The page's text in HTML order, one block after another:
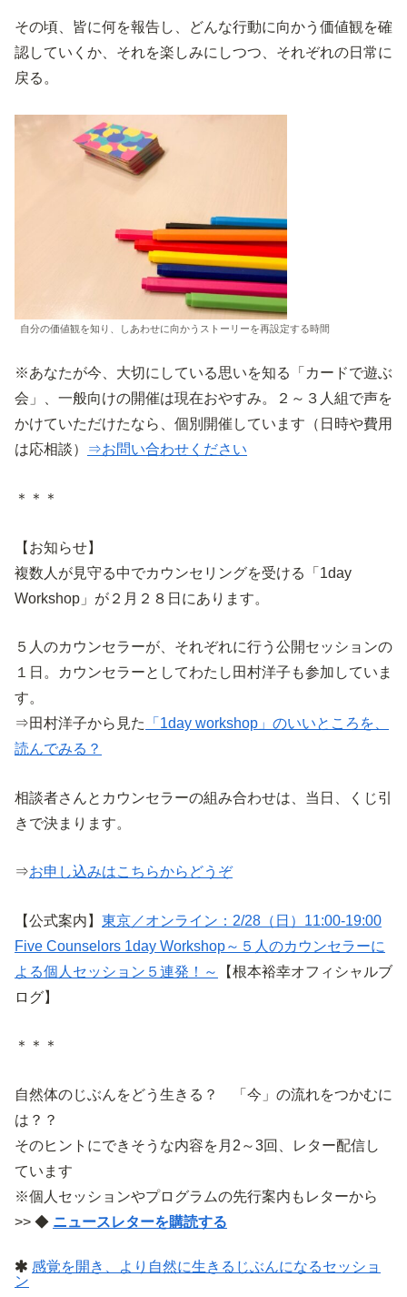
その頃、皆に何を報告し、どんな行動に向かう価値観を確
認していくか、それを楽しみにしつつ、それぞれの日常に
戻る。
自分の価値観を知り、しあわせに向かうストーリーを再設定する時間
※あなたが今、大切にしている思いを知る「カードで遊ぶ
会」、一般向けの開催は現在おやすみ。２～３人組で声を
かけていただけたなら、個別開催しています（日時や費用
は応相談）
⇒お問い合わせください
＊＊＊
【お知らせ】
複数人が見守る中でカウンセリングを受ける「1day
Workshop」が２月２８日にあります。
５人のカウンセラーが、それぞれに行う公開セッションの
１日。カウンセラーとしてわたし田村洋子も参加していま
す。
⇒田村洋子から見た
「1day workshop」のいいところを、
読んでみる？
相談者さんとカウンセラーの組み合わせは、当日、くじ引
きで決まります。
⇒お申し込みはこちらからどうぞ
【公式案内】 東京／オンライン：2/28（日）11:00-19:00
Five Counselors 1day Workshop～５人のカウンセラーに
よる個人セッション５連発！～
【根本裕幸オフィシャルブ
ログ】
＊＊＊
自然体のじぶんをどう生きる？ 「今」の流れをつかむに
は？？
そのヒントにできそうな内容を月2～3回、レター配信し
ています
※個人セッションやプログラムの先行案内もレターから
>> ◆ ニュースレターを購読する
感覚を開き、より自然に生きるじぶんになるセッショ
ン